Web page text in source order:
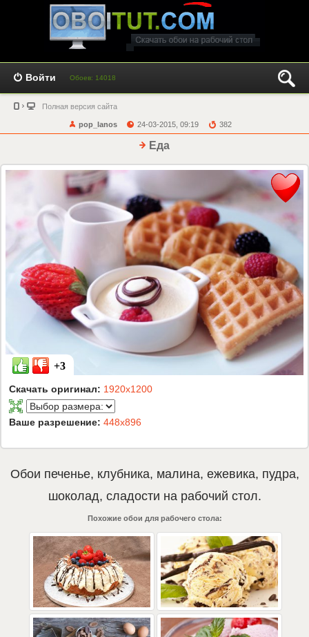
Войти Обоев: 14018
Полная версия сайта
pop_lanos 24-03-2015, 09:19 382
Еда
+3
Скачать оригинал: 1920x1200
Ваше разрешение: 448x896
Обои печенье, клубника, малина, ежевика, пудра,
шоколад, сладости на рабочий стол.
Похожие обои для рабочего стола: